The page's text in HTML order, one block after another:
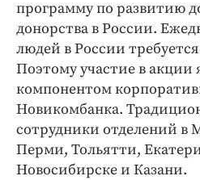
программу по развитию
донорства в России.
людей в России
Поэтому участие в
компонентом
Новикомбанка.
сотрудники отделений в
Перми, Тольятти,
Новосибирске и Казани.